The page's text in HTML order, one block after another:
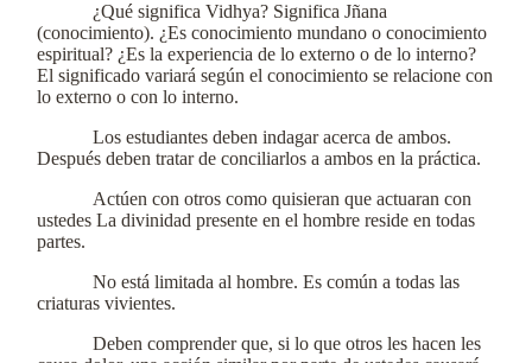
¿Qué significa Vidhya? Significa Jñana
(conocimiento). ¿Es conocimiento mundano o conocimiento
espiritual? ¿Es la experiencia de lo externo o de lo interno?
El significado variará según el conocimiento se relacione con
lo externo o con lo interno.
Los estudiantes deben indagar acerca de ambos.
Después deben tratar de conciliarlos a ambos en la práctica.
Actúen con otros como quisieran que actuaran con
ustedes La divinidad presente en el hombre reside en todas
partes.
No está limitada al hombre. Es común a todas las
criaturas vivientes.
Deben comprender que, si lo que otros les hacen les